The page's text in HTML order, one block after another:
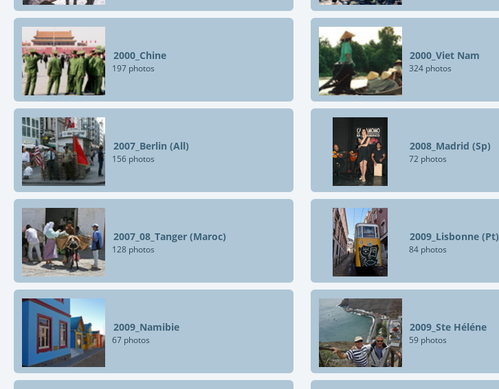
2000_Chine
197 photos
2000_Viet Nam
324 photos
2007_Berlin (All)
156 photos
2008_Madrid (Sp)
72 photos
2007_08_Tanger (Maroc)
128 photos
2009_Lisbonne (Pt)
84 photos
2009_Namibie
67 photos
2009_Ste Héléne
59 photos